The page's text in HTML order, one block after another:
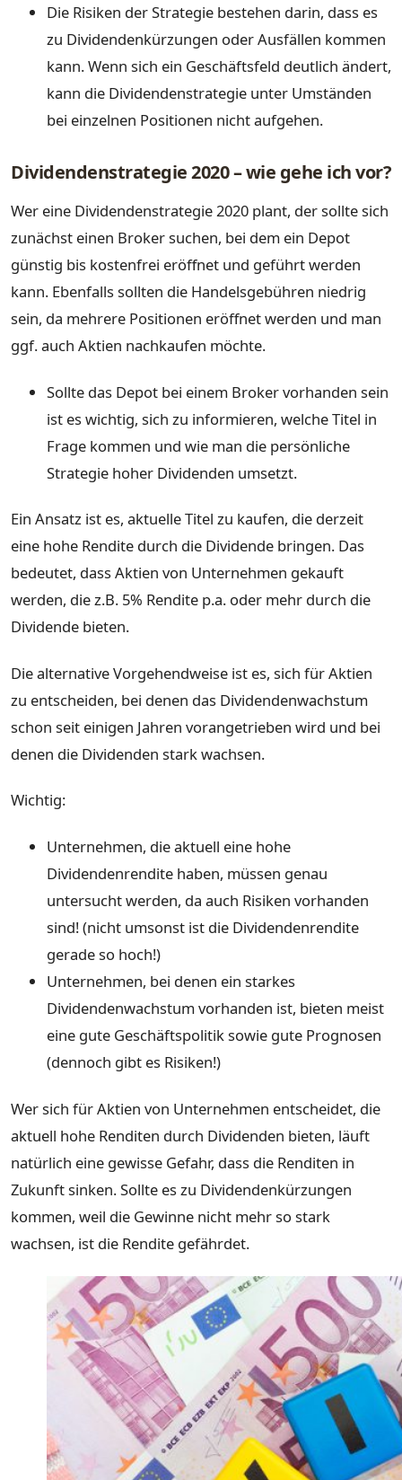
Die Risiken der Strategie bestehen darin, dass es
zu Dividendenkürzungen oder Ausfällen kommen
kann. Wenn sich ein Geschäftsfeld deutlich ändert,
kann die Dividendenstrategie unter Umständen
bei einzelnen Positionen nicht aufgehen.
Dividendenstrategie 2020 – wie gehe ich vor?
Wer eine Dividendenstrategie 2020 plant, der sollte sich
zunächst einen Broker suchen, bei dem ein Depot
günstig bis kostenfrei eröffnet und geführt werden
kann. Ebenfalls sollten die Handelsgebühren niedrig
sein, da mehrere Positionen eröffnet werden und man
ggf. auch Aktien nachkaufen möchte.
Sollte das Depot bei einem Broker vorhanden sein
ist es wichtig, sich zu informieren, welche Titel in
Frage kommen und wie man die persönliche
Strategie hoher Dividenden umsetzt.
Ein Ansatz ist es, aktuelle Titel zu kaufen, die derzeit
eine hohe Rendite durch die Dividende bringen. Das
bedeutet, dass Aktien von Unternehmen gekauft
werden, die z.B. 5% Rendite p.a. oder mehr durch die
Dividende bieten.
Die alternative Vorgehendweise ist es, sich für Aktien
zu entscheiden, bei denen das Dividendenwachstum
schon seit einigen Jahren vorangetrieben wird und bei
denen die Dividenden stark wachsen.
Wichtig:
Unternehmen, die aktuell eine hohe
Dividendenrendite haben, müssen genau
untersucht werden, da auch Risiken vorhanden
sind! (nicht umsonst ist die Dividendenrendite
gerade so hoch!)
Unternehmen, bei denen ein starkes
Dividendenwachstum vorhanden ist, bieten meist
eine gute Geschäftspolitik sowie gute Prognosen
(dennoch gibt es Risiken!)
Wer sich für Aktien von Unternehmen entscheidet, die
aktuell hohe Renditen durch Dividenden bieten, läuft
natürlich eine gewisse Gefahr, dass die Renditen in
Zukunft sinken. Sollte es zu Dividendenkürzungen
kommen, weil die Gewinne nicht mehr so stark
wachsen, ist die Rendite gefährdet.